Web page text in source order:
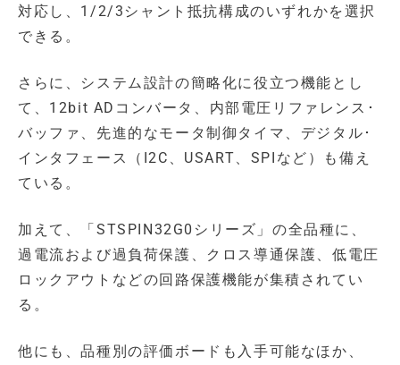
対応し、1/2/3シャント抵抗構成のいずれかを選択
できる。
さらに、システム設計の簡略化に役立つ機能とし
て、12bit ADコンバータ、内部電圧リファレンス･
バッファ、先進的なモータ制御タイマ、デジタル･
インタフェース（I2C、USART、SPIなど）も備え
ている。
加えて、「STSPIN32G0シリーズ」の全品種に、
過電流および過負荷保護、クロス導通保護、低電圧
ロックアウトなどの回路保護機能が集積されてい
る。
他にも、品種別の評価ボードも入手可能なほか、